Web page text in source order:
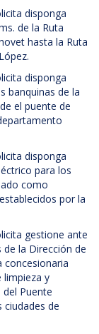
disponga
de la Ruta
hasta la Ruta
disponga
banquinas de la
el puente de
disponga
para los
como
por la
gestione ante
la Dirección de
concesionaria
limpieza y
Puente
ciudades de